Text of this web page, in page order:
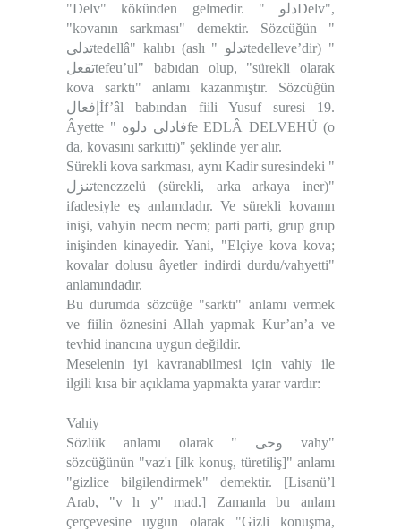
"Delv" kökünden gelmedir. " دلوDelv",
"kovanın sarkması" demektir. Sözcüğün "
تدلىtedellâ" kalıbı (aslı " تدلوtedelleve’dir) "
تقعلtefeu’ul" babıdan olup, "sürekli olarak
kova sarktı" anlamı kazanmıştır. Sözcüğün
إفعالİf’âl babından fiili Yusuf suresi 19.
Âyette " فادلى دلوهfe EDLÂ DELVEHÜ (o
da, kovasını sarkıttı)" şeklinde yer alır.
Sürekli kova sarkması, aynı Kadir suresindeki "
تنزلtenezzelü (sürekli, arka arkaya iner)"
ifadesiyle eş anlamdadır. Ve sürekli kovanın
inişi, vahyin necm necm; parti parti, grup grup
inişinden kinayedir. Yani, "Elçiye kova kova;
kovalar dolusu âyetler indirdi durdu/vahyetti"
anlamındadır.
Bu durumda sözcüğe "sarktı" anlamı vermek
ve fiilin öznesini Allah yapmak Kur’an’a ve
tevhid inancına uygun değildir.
Meselenin iyi kavranabilmesi için vahiy ile
ilgili kısa bir açıklama yapmakta yarar vardır:
Vahiy
Sözlük anlamı olarak " وحى vahy"
sözcüğünün "vaz'ı [ilk konuş, türetiliş]" anlamı
"gizlice bilgilendirmek" demektir. [Lisanü’l
Arab, "v h y" mad.] Zamanla bu anlam
çerçevesine uygun olarak "Gizli konuşma,